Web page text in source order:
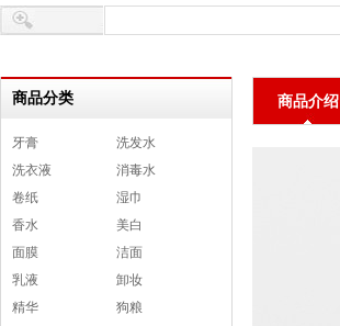
商品分类
牙膏
洗发水
洗衣液
消毒水
卷纸
湿巾
香水
美白
面膜
洁面
乳液
卸妆
精华
狗粮
商品介绍